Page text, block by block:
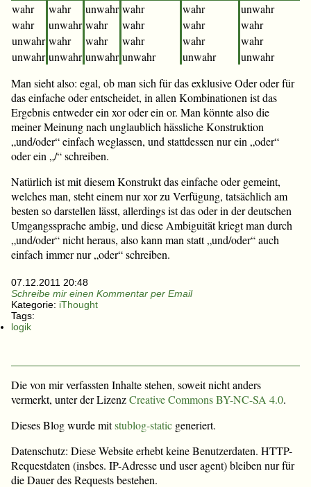
wahr wahr unwahr wahr wahr
unwahr
wahr
unwahr wahr wahr wahr
wahr
unwahr wahr wahr wahr wahr
wahr
unwahr unwahr unwahr unwahr unwahr
unwahr
Man sieht also: egal, ob man sich für das exklusive Oder oder für
das einfache oder entscheidet, in allen Kombinationen ist das
Ergebnis entweder ein xor oder ein or. Man könnte also die
meiner Meinung nach unglaublich hässliche Konstruktion
„und/oder“ einfach weglassen, und stattdessen nur ein „oder“
oder ein „/“ schreiben.
Natürlich ist mit diesem Konstrukt das einfache oder gemeint,
welches man, steht einem nur xor zu Verfügung, tatsächlich am
besten so darstellen lässt, allerdings ist das oder in der deutschen
Umgangssprache ambig, und diese Ambiguität kriegt man durch
„und/oder“ nicht heraus, also kann man statt „und/oder“ auch
einfach immer nur „oder“ schreiben.
07.12.2011 20:48
Schreibe mir einen Kommentar per Email
Kategorie: iThought
Tags:
logik
Die von mir verfassten Inhalte stehen, soweit nicht anders
vermerkt, unter der LizenzCreative Commons BY-NC-SA 4.0.
Dieses Blog wurde mitstublog-static generiert.
Datenschutz: Diese Website erhebt keine Benutzerdaten. HTTP-
Requestdaten (insbes. IP-Adresse und user agent) bleiben nur für
die Dauer des Requests bestehen.